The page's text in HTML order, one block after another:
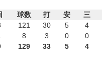
球数 打 安 三
121 30 5 4
8 3 0 0
129 33 5 4